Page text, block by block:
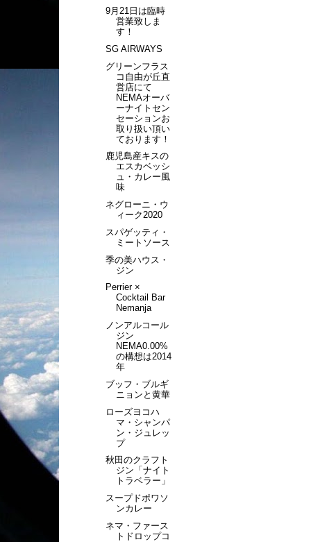
9月21日は臨時
営業致しま
す！
SG AIRWAYS
グリーンフラス
コ自由が丘直
営店にて
NEMAオーバ
ーナイトセン
セーションお
取り扱い頂い
ております！
鹿児島産キスの
エスカベッシ
ュ・カレー風
味
ネグローニ・ウ
ィーク2020
スパゲッティ・
ミートソース
季の美ハウス・
ジン
Perrier ×
Cocktail Bar
Nemanja
ノンアルコール
ジン
NEMA0.00%
の構想は2014
年
ブッフ・ブルギ
ニョンと黄華
ローズヨコハ
マ・シャンパ
ン・ジュレッ
プ
秋田のクラフト
ジン「ナイト
トラベラー」
スープドポワソ
ンカレー
ネマ・ファース
トドロップコ